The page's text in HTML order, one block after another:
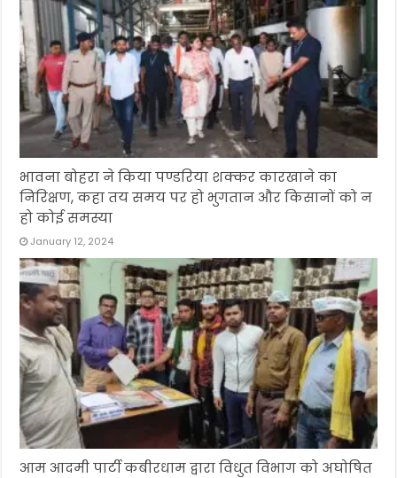
भावना बोहरा ने किया पण्डरिया शक्कर कारखाने का
निरिक्षण, कहा तय समय पर हो भुगतान और किसानों को न
हो कोई समस्या
January 12, 2024
आम आदमी पार्टी कबीरधाम द्वारा विधुत विभाग को अघोषित